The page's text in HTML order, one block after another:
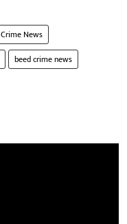
Crime News
beed crime news